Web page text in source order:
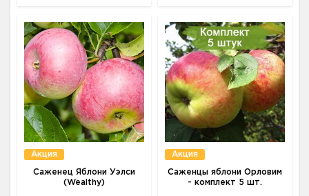
Акция
Саженец Яблони Уэлси
(Wealthy)
Акция
Саженцы яблони Орловим
- комплект 5 шт.